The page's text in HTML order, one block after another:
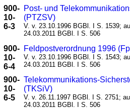
900-
10-
6-3
Post- und
(PTZSV)
V. v. 23.10.1996 BGBl. I S. 1539;
24.03.2011 BGBl. I S. 506
900-
10-
6-4
Feldpostverordnung 1996
V. v. 23.10.1996 BGBl. I S. 1543;
24.03.2011 BGBl. I S. 506
900-
10-
6-5
Telekommunikations-
(TKSiV)
V. v. 26.11.1997 BGBl. I S. 2751;
24.03.2011 BGBl. I S. 506